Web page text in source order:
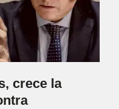
crece la